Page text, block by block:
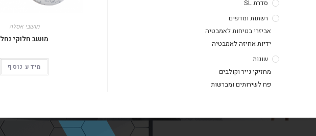
מושבי אסלה
מושב חלוקי נחל
מידע נוסף
סדרת SL
רשתות ומדפים
אביזרי בטיחות לאמבטיה
ידיות אחיזה לאמבטיה
שונות
מחזיקי נייר וקולבים
פח לשירותים ומברשות